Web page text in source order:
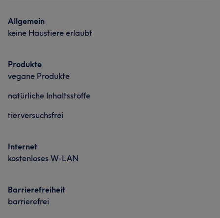
Allgemein
keine Haustiere erlaubt
Produkte
vegane Produkte
natürliche Inhaltsstoffe
tierversuchsfrei
Internet
kostenloses W-LAN
Barrierefreiheit
barrierefrei